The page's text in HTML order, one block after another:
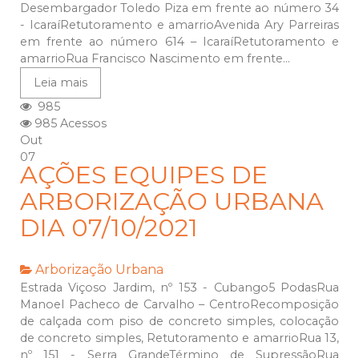
Desembargador Toledo Piza em frente ao número 34
- IcaraíRetutoramento e amarrioAvenida Ary Parreiras
em frente ao número 614 – IcaraíRetutoramento e
amarrioRua Francisco Nascimento em frente...
Leia mais
985
985 Acessos
Out
07
AÇÕES EQUIPES DE
ARBORIZAÇÃO URBANA
DIA 07/10/2021
Arborização Urbana
Estrada Viçoso Jardim, nº 153 - Cubango5 PodasRua
Manoel Pacheco de Carvalho – CentroRecomposição
de calçada com piso de concreto simples, colocação
de concreto simples, Retutoramento e amarrioRua 13,
nº 151 - Serra GrandeTérmino de SupressãoRua